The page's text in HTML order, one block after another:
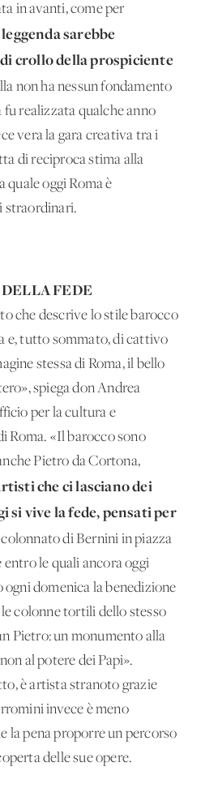
in avanti, come per
sarebbe
crollo della prospiciente
non ha nessun fondamento
realizzata qualche anno
vera la gara creativa tra i
di reciproca stima alla
quale oggi Roma è
straordinari.
FEDE
che descrive lo stile barocco
e, tutto sommato, di cattivo
stessa di Roma, il bello
spiega don Andrea
per la cultura e
Roma. «Il barocco sono
Pietro da Cortona,
che ci lasciano dei
si vive la fede, pensati per
colonnato di Bernini in piazza
le quali ancora oggi
domenica la benedizione
colonne tortili dello stesso
Pietro: un monumento alla
al potere dei Papi».
è artista stranoto grazie
invece è meno
la pena proporre un percorso
delle sue opere.